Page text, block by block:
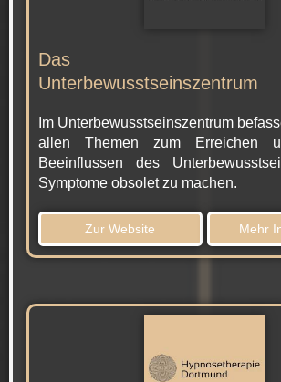
Das
Unterbewusstseinszentrum
Im Unterbewusstseinszentrum
allen Themen zum Erreichen
Beeinflussen des
Symptome obsolet zu machen.
Zur Website Mehr